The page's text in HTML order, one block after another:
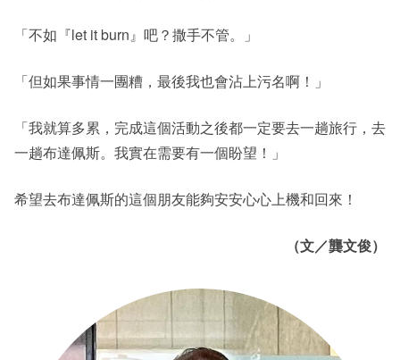
「不如『let it burn』吧？撒手不管。」
「但如果事情一團糟，最後我也會沾上污名啊！」
「我就算多累，完成這個活動之後都一定要去一趟旅行，去
一趟布達佩斯。我實在需要有一個盼望！」
希望去布達佩斯的這個朋友能夠安安心心上機和回來！
（文／龔文俊）